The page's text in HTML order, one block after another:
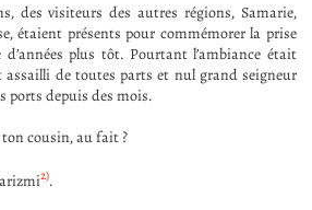
des visiteurs des autres régions, Samarie,
étaient présents pour commémorer la prise
plus tôt. Pourtant l’ambiance était
assailli de toutes parts et nul grand seigneur
ports depuis des mois.
ton cousin, au fait ?
2).